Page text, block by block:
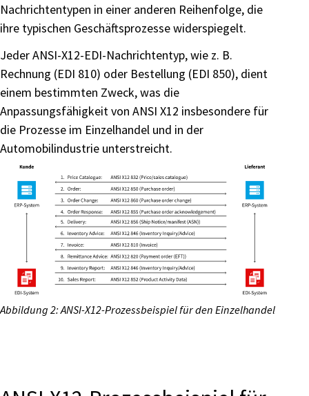
Nachrichtentypen in einer anderen Reihenfolge, die
ihre typischen Geschäftsprozesse widerspiegelt.
Jeder ANSI-X12-EDI-Nachrichtentyp, wie z. B.
Rechnung (EDI 810) oder Bestellung (EDI 850), dient
einem bestimmten Zweck, was die
Anpassungsfähigkeit von ANSI X12 insbesondere für
die Prozesse im Einzelhandel und in der
Automobilindustrie unterstreicht.
Abbildung 2: ANSI-X12-Prozessbeispiel für den Einzelhandel